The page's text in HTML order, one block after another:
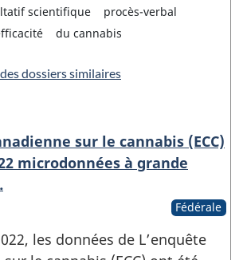
scientifique
procès-verbal
du cannabis
dossiers similaires
sur le cannabis (ECC)
microdonnées à grande
Fédérale
les données de L’enquête